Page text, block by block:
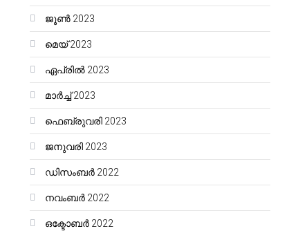
ജൂൺ 2023
മെയ്‌ 2023
ഏപ്രിൽ 2023
മാർച്ച്‌ 2023
ഫെബ്രുവരി 2023
ജനുവരി 2023
ഡിസംബർ 2022
നവംബർ 2022
ഒക്ടോബർ 2022